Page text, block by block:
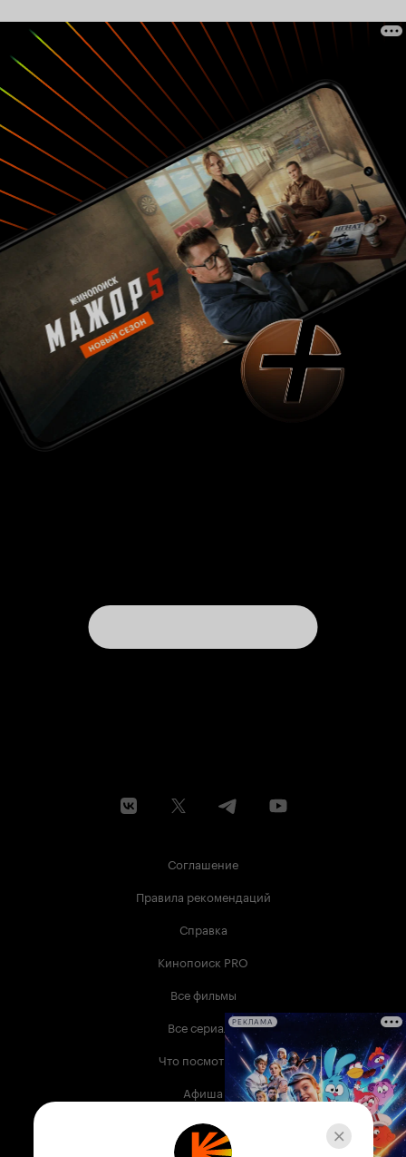
Соглашение
Правила рекомендаций
Справка
Кинопоиск PRO
Все фильмы
Все сериалы
Что посмотреть
Афиша
Музыка
РЕКЛАМА